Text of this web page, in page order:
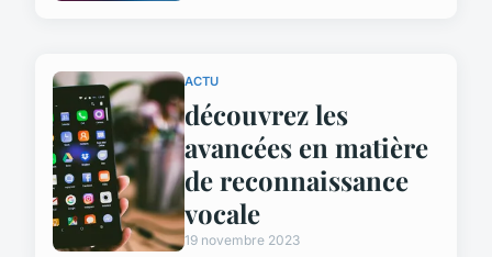
ACTU
découvrez les
avancées en matière
de reconnaissance
vocale
19 novembre 2023